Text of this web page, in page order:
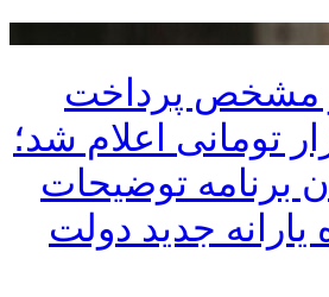
مشخص پرداخت
۷۰۰ هزار تومانی اعلام شد؛
برنامه توضیحات
یارانه جدید دولت